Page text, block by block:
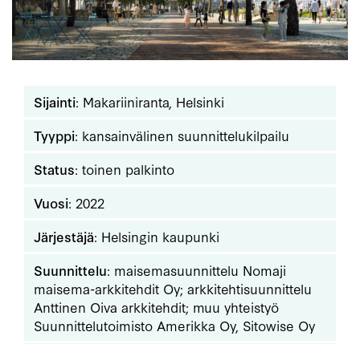
Sijainti: Makariiniranta, Helsinki
Tyyppi: kansainvälinen suunnittelukilpailu
Status: toinen palkinto
Vuosi: 2022
Järjestäjä: Helsingin kaupunki
Suunnittelu: maisemasuunnittelu Nomaji
maisema-arkkitehdit Oy; arkkitehtisuunnittelu
Anttinen Oiva arkkitehdit; muu yhteistyö
Suunnittelutoimisto Amerikka Oy, Sitowise Oy